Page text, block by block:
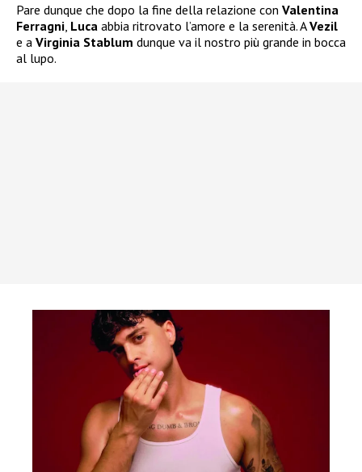
Pare dunque che dopo la fine della relazione con Valentina
Ferragni Luca abbia ritrovato l’amore e la serenità. AVezil
e a Virginia Stablum dunque va il nostro più grande in bocca
al lupo.